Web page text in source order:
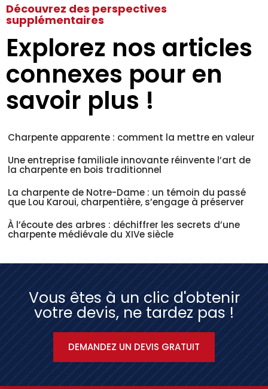
Découvrez des perspectives
supplémentaires
Explorez nos articles
connexes pour en
savoir plus !
Charpente apparente : comment la mettre en valeur
Une entreprise familiale innovante réinvente l’art de
la charpente en bois traditionnel
La charpente de Notre-Dame : un témoin du passé
que Lou Karoui, charpentière, s’engage à préserver
À l’écoute des arbres : déchiffrer les secrets d’une
charpente médiévale du XIVe siècle
Vous êtes à un clic d'obtenir
votre devis, ne tardez pas !
DEMANDEZ UN DEVIS GRATUIT